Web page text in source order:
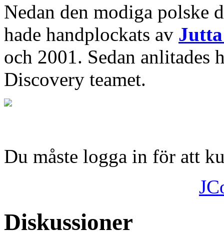
Nedan den modiga polske
hade handplockats av
och 2001. Sedan anlitades
Discovery teamet.
Du måste logga in för att
Diskussioner